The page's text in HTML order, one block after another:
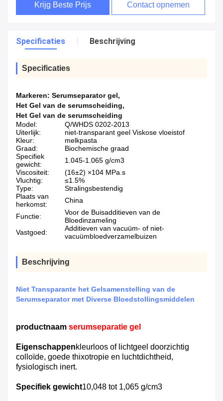
Krijg Beste Prijs Contact opnemen
Specificaties Beschrijving
Specificaties
Markeren: Serumseparator gel,
Het Gel van de serumscheiding,
Het Gel van de serumscheiding
Model:
Q/WHDS 0202-2013
Uiterlijk:
niet-transparant geel Viskose vloeistof
Kleur:
melkpasta
Graad:
Biochemische graad
Specifiek
gewicht:
1.045-1.065 g/cm3
Viscositeit:
(16±2) ×104 MPa.s
Vluchtig:
≤1.5%
Type:
Stralingsbestendig
Plaats van
herkomst:
China
Functie:
Voor de Buisadditieven van de
Bloedinzameling
Vastgoed:
Additieven van vacuüm- of niet-
vacuümbloedverzamelbuizen
Beschrijving
Niet Transparante het Gelsamenstelling van de
Serumseparator met Diverse Bloedstollingsmiddelen
productnaam serumseparatie gel
Eigenschappenkleurloos of lichtgeel doorzichtig
colloïde, goede thixotropie en luchtdichtheid,
fysiologisch inert.
Specifiek gewicht10,048 tot 1,065 g/cm3